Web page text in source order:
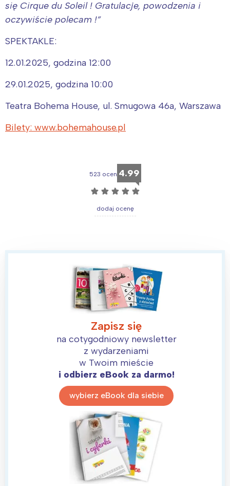
się Cirque du Soleil ! Gratulacje, powodzenia i
oczywiście polecam !”
SPEKTAKLE:
12.01.2025, godzina 12:00
29.01.2025, godzina 10:00
Teatra Bohema House, ul. Smugowa 46a, Warszawa
Bilety: www.bohemahouse.pl
523 ocen 4.99
☆ ☆ ☆ ☆ ☆
dodaj ocenę
Zapisz się
na cotygodniowy newsletter
z wydarzeniami
w Twoim mieście
i odbierz eBook za darmo!
wybierz eBook dla siebie
Interesują mnie wydarzenia z
tego regionu:
Śląsk
Kraków
Południe
Północ